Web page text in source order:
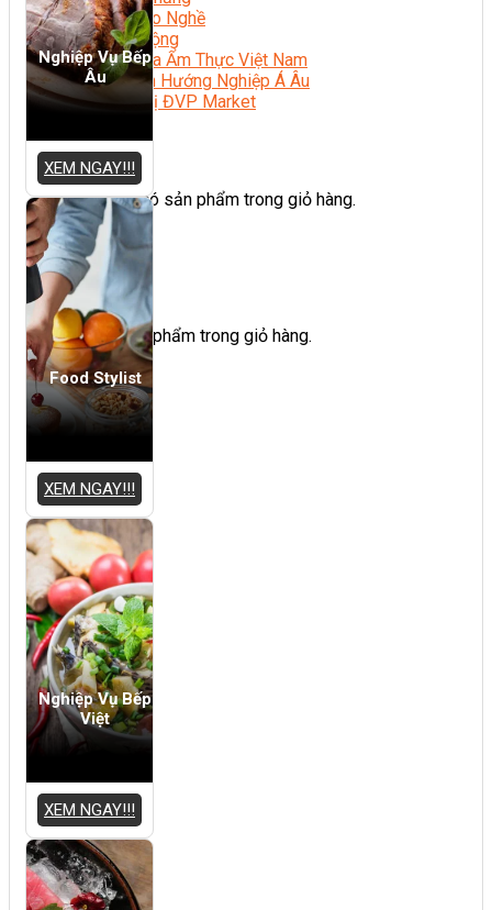
Đào Tạo Nghề
Hoạt Động
Văn Hóa Ẩm Thực Việt Nam
Sự Kiện Hướng Nghiệp Á Âu
Siêu Thị ĐVP Market
Chưa có sản phẩm trong giỏ hàng.
Giỏ hàng
Chưa có sản phẩm trong giỏ hàng.
Nghiệp Vụ Bếp
Âu
XEM NGAY!!!
Food Stylist
XEM NGAY!!!
Nghiệp Vụ Bếp
Việt
XEM NGAY!!!